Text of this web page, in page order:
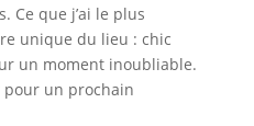
Ce que j’ai le plus
unique du lieu : chic
un moment inoubliable.
pour un prochain